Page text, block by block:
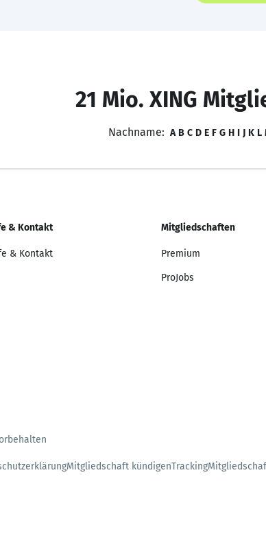
21 Mio. XING
Nachname: A B C D E F G H I J K L
& Kontakt
& Kontakt
Mitgliedschaften
Premium
ProJobs
Mitgliedschaft kündigenTracking